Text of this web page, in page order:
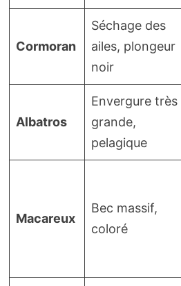
Cormoran
Séchage des
ailes, plongeur
noir
Albatros
Envergure très
grande,
pelagique
Macareux
Bec massif,
coloré